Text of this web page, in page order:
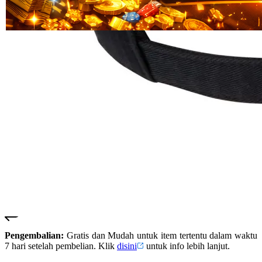
Read
13
Reviews.
HT OFFICIAL
SUSTER123
SUSTER 123
Pengembalian: Gratis dan Mudah untuk item tertentu dalam waktu
7 hari setelah pembelian. Klik disini untuk info lebih lanjut.